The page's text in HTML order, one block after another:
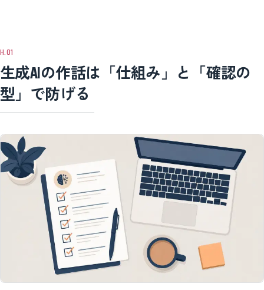
生成AIの作話は「仕組み」と「確認の
型」で防げる